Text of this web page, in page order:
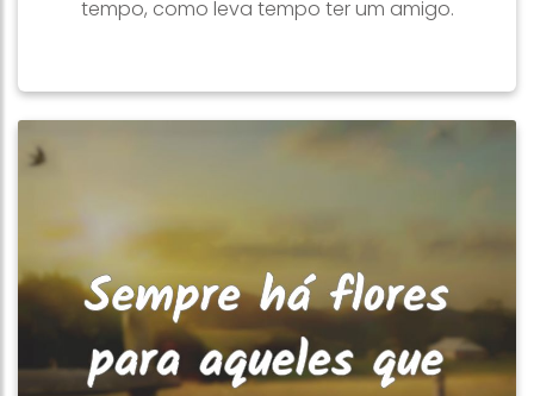
tempo, como leva tempo ter um amigo.